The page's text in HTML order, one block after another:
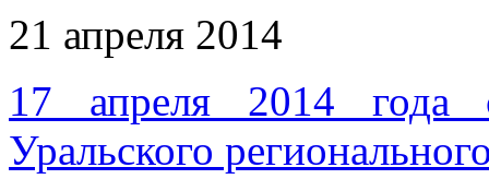
21 апреля 2014
17 апреля 2014 года
Уральского